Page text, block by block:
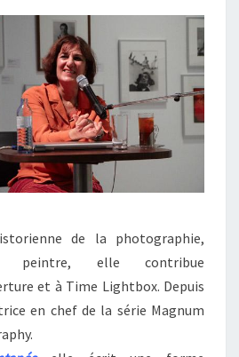
NAGGAR
(RÉCITS
INSTANTANÉS
)
de la photographie,
peintre, elle contribue
et à Time Lightbox. Depuis
en chef de la série Magnum